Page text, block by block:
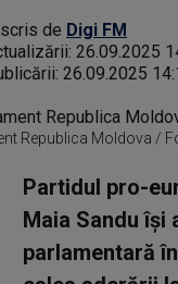
de Digi FM
26.09.2025
26.09.2025
Republica Moldova /
Partidul pro-
Maia Sandu îşi
parlamentară